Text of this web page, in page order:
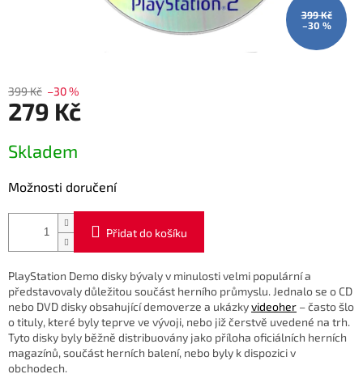
399 Kč
–30 %
399 Kč –30 %
279 Kč
cena:
Skladem
Možnosti doručení
Přidat do košíku
PlayStation Demo disky bývaly v minulosti velmi populární a
představovaly důležitou součást herního průmyslu. Jednalo se o CD
nebo DVD disky obsahující demoverze a ukázkyvideoher – často šlo
o tituly, které byly teprve ve vývoji, nebo již čerstvě uvedené na trh.
Tyto disky byly běžně distribuovány jako příloha oficiálních herních
magazínů, součást herních balení, nebo byly k dispozici v
obchodech.